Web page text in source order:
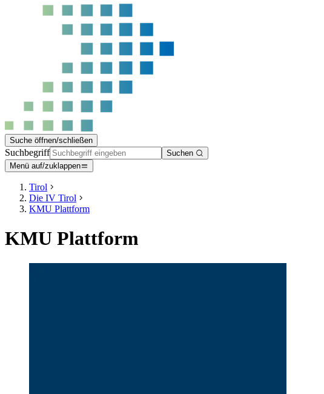
Suche öffnen/schließen
Suchbegriff
Suchen
Menü auf/zuklappen
Tirol
Die IV Tirol
KMU Plattform
KMU Plattform